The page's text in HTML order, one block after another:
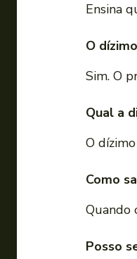
Ensina
O
Sim. O
Qual a
O
Como
Quando
Posso